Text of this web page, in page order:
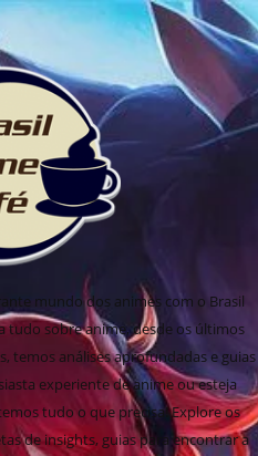
mundo dos animes com o Brasil
tudo sobre anime, desde os últimos
temos análises aprofundadas e guias
experiente de anime ou esteja
tudo o que precisa! Explore os
de insights, guias para encontrar a